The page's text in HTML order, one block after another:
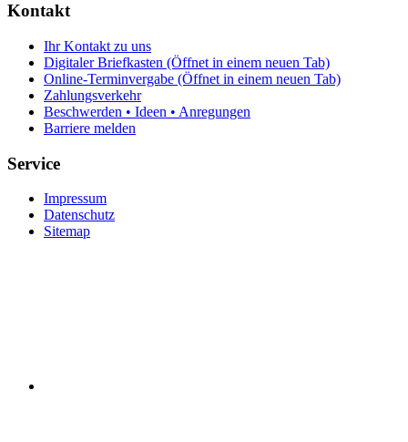
Kontakt
Ihr Kontakt zu uns
Digitaler Briefkasten (Öffnet in einem neuen Tab)
Online-Terminvergabe (Öffnet in einem neuen Tab)
Zahlungsverkehr
Beschwerden • Ideen • Anregungen
Barriere melden
Service
Impressum
Datenschutz
Sitemap